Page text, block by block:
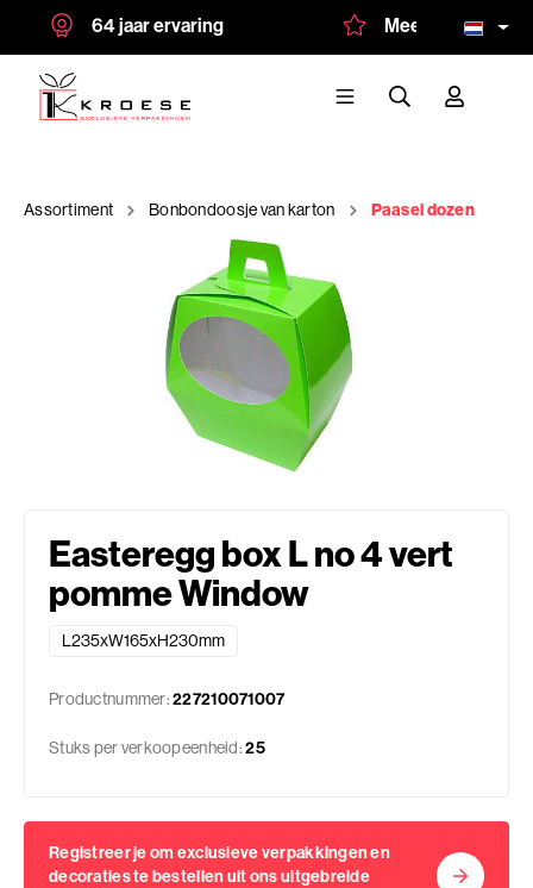
64 jaar ervaring Meer dan 1.500
Assortiment Bonbondoosje van karton Paasei dozen
Easteregg box L no 4 vert
pomme Window
L235xW165xH230mm
Productnummer:227210071007
Stuks per verkoopeenheid:25
Registreer je om exclusieve verpakkingen en
decoraties te bestellen uit ons uitgebreide